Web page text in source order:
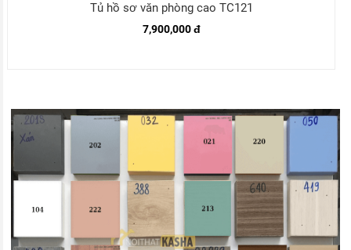
Tủ hồ sơ văn phòng cao TC121
7,900,000 đ